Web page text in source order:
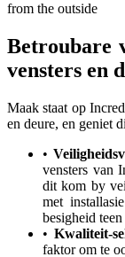
Betroubare
vensters en
Maak staat op
en deure, en geniet
•
vensters van
dit kom by
met
besigheid
•Kwaliteit-
faktor om te